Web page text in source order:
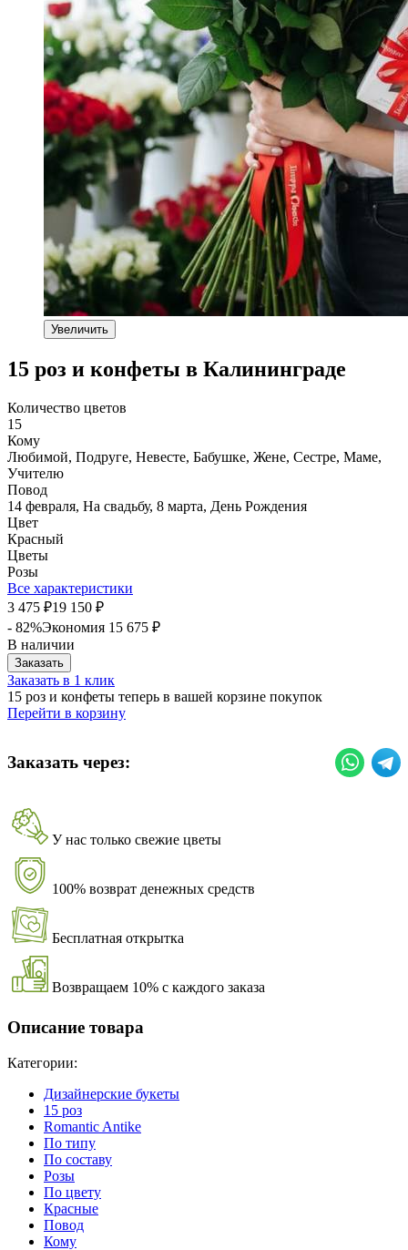
Увеличить
15 роз и конфеты в Калининграде
Количество цветов
15
Кому
Любимой, Подруге, Невесте, Бабушке, Жене, Сестре, Маме,
Учителю
Повод
14 февраля, На свадьбу, 8 марта, День Рождения
Цвет
Красный
Цветы
Розы
Все характеристики
3 475 ₽19 150 ₽
- 82%Экономия 15 675 ₽
В наличии
Заказать
Заказать в 1 клик
15 роз и конфеты теперь в вашей корзине покупок
Перейти в корзину
Заказать через:
У нас только свежие цветы
100% возврат денежных средств
Бесплатная открытка
Возвращаем 10% с каждого заказа
Описание товара
Категории:
Дизайнерские букеты
15 роз
Romantic Antike
По типу
По составу
Розы
По цвету
Красные
Повод
Кому